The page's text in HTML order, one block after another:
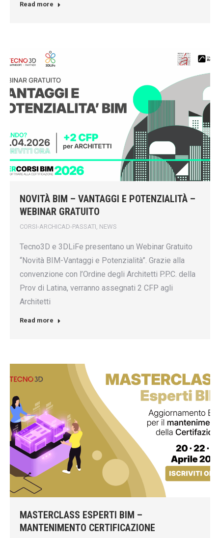
Read more
NOVITÀ BIM – VANTAGGI E POTENZIALITÀ –
WEBINAR GRATUITO
CORSI-ARCHICAD-PASSATI NEWS
Tecno3D e 3DLiFe presentano un Webinar Gratuito
“Novità BIM-Vantaggi e Potenzialità”. Grazie alla
convenzione con l’Ordine degli Architetti P.P.C. della
Prov di Latina, verranno assegnati 2 CFP agli
Architetti
Read more
MASTERCLASS ESPERTI BIM –
MANTENIMENTO CERTIFICAZIONE